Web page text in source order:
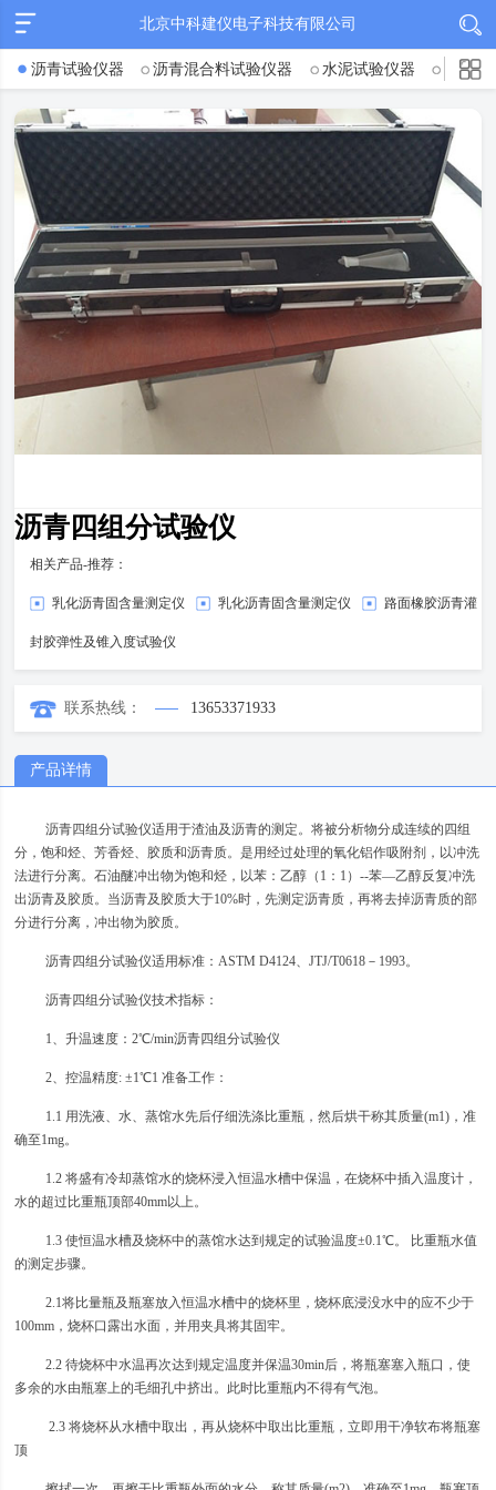
北京中科建仪电子科技有限公司
沥青试验仪器 沥青混合料试验仪器 水泥试验仪器 混凝
沥青四组分试验仪
相关产品-推荐：
乳化沥青固含量测定仪 乳化沥青固含量测定仪 路面橡胶沥青灌
封胶弹性及锥入度试验仪
联系热线： 13653371933
产品详情
沥青四组分试验仪适用于渣油及沥青的测定。将被分析物分成连续的四组
分，饱和烃、芳香烃、胶质和沥青质。是用经过处理的氧化铝作吸附剂，以冲洗
法进行分离。石油醚冲出物为饱和烃，以苯：乙醇（1：1）--苯—乙醇反复冲洗
出沥青及胶质。当沥青及胶质大于10%时，先测定沥青质，再将去掉沥青质的部
分进行分离，冲出物为胶质。
沥青四组分试验仪适用标准：ASTM D4124、JTJ/T0618－1993。
沥青四组分试验仪技术指标：
1、升温速度：2℃/min沥青四组分试验仪
2、控温精度: ±1℃1 准备工作：
1.1 用洗液、水、蒸馆水先后仔细洗涤比重瓶，然后烘干称其质量(m1)，准
确至1mg。
1.2 将盛有冷却蒸馆水的烧杯浸入恒温水槽中保温，在烧杯中插入温度计，
水的超过比重瓶顶部40mm以上。
1.3 使恒温水槽及烧杯中的蒸馆水达到规定的试验温度±0.1℃。 比重瓶水值
的测定步骤。
2.1将比量瓶及瓶塞放入恒温水槽中的烧杯里，烧杯底浸没水中的应不少于
100mm，烧杯口露出水面，并用夹具将其固牢。
2.2 待烧杯中水温再次达到规定温度并保温30min后，将瓶塞塞入瓶口，使
多余的水由瓶塞上的毛细孔中挤出。此时比重瓶内不得有气泡。
2.3 将烧杯从水槽中取出，再从烧杯中取出比重瓶，立即用干净软布将瓶塞
顶